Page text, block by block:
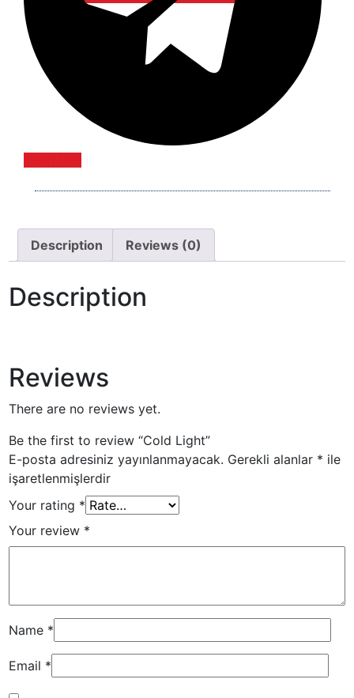
Description Reviews (0)
Description
Reviews
There are no reviews yet.
Be the first to review “Cold Light”
E-posta adresiniz yayınlanmayacak. Gerekli alanlar * ile
işaretlenmişlerdir
Your rating *
Your review *
Name *
Email *